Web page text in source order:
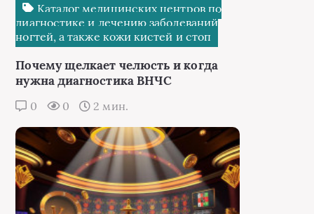
Каталог медицинских центров по
диагностике и лечению заболеваний
ногтей, а также кожи кистей и стоп
Почему щелкает челюсть и когда
нужна диагностика ВНЧС
0 0 2 мин.